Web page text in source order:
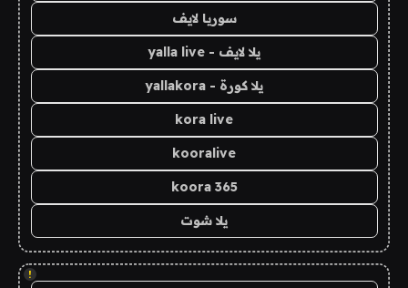
سوريا لايف
يلا لايف - yalla live
يلا كورة - yallakora
kora live
kooralive
koora 365
يلا شوت
!